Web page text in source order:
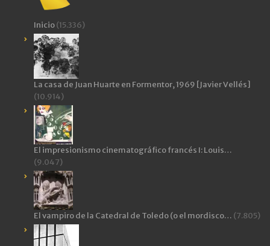
Inicio(15.336)
La casa de Juan Huarte en Formentor, 1969 [Javier Vellés]
(10.914)
El impresionismo cinematográfico francés I: Louis…
(9.047)
El vampiro de la Catedral de Toledo (o el mordisco… (7.805)